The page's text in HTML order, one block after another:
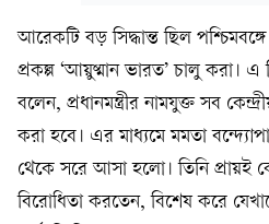
আরেকটি বড় সিদ্ধান্ত ছিল পশ্চিমবঙ্গে
প্রকল্প ‘আয়ুষ্মান ভারত’ চালু করা। এ
বলেন, প্রধানমন্ত্রীর নামযুক্ত সব
করা হবে। এর মাধ্যমে মমতা
থেকে সরে আসা হলো। তিনি প্রায়ই
বিরোধিতা করতেন, বিশেষ করে